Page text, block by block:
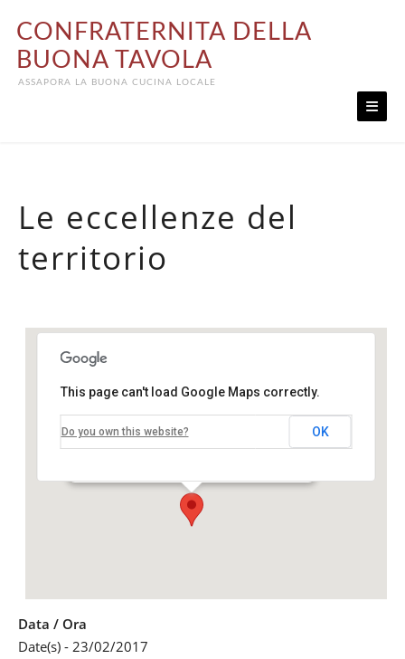
content
CONFRATERNITA DELLA
BUONA TAVOLA
ASSAPORA LA BUONA CUCINA LOCALE
Le eccellenze del
territorio
Ristorante Alla Palazzina Da
Beppino
Località Ceresara 1 - Schio
This page can't load Google Maps correctly.
Do you own this website? OK
Data / Ora
Date(s) - 23/02/2017